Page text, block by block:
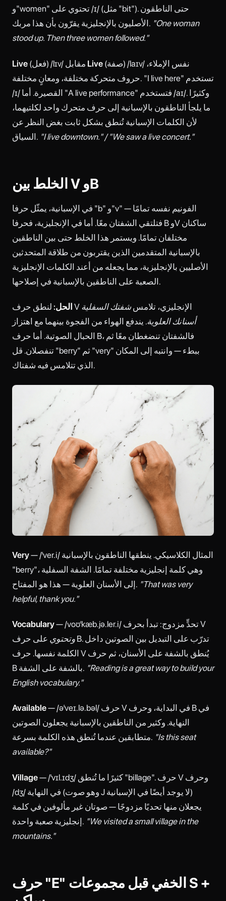
و"women" تحتوي على /ɪ/ (مثل "bit"). حتى الناطقون
الأصليون بالإنجليزية يقرّون بأن هذا مربك. "One woman
stood up. Then three women followed."
Live Live (صفة) /laɪv/ نفس الإملاء،
حروف متحركة مختلفة، ومعانٍ مختلفة. "I live here" تستخدم
/ɪ/ القصيرة. أما "A live performance" فتستخدم /aɪ/. وكثيرًا
ما يلجأ الناطقون بالإسبانية إلى حرف متحرك واحد لكلتيهما،
لأن الكلمات الإسبانية تُنطق بشكل ثابت بغض النظر عن
السياق. "I live downtown." / "We saw a live concert."
الخلط بين V وB
في الإسبانية، يمثّل حرفا "b" و"v" الفونيم نفسه تمامًا —
فتلتقي الشفتان معًا. أما في الإنجليزية، فحرفا B وV ساكنان
مختلفان تمامًا. ويستمر هذا الخلط حتى بين الناطقين
بالإسبانية المتقدمين الذين يقتربون من طلاقة المتحدثين
الأصليين بالإنجليزية، مما يجعله من أعند الكلمات الإنجليزية
الصعبة على الناطقين بالإسبانية في إصلاحها.
الحل: لنطق حرف V الإنجليزي، تلامسشفتك السفلية
أسنانك العلوية. يندفع الهواء من الفجوة بينهما مع اهتزاز
الحبال الصوتية. أما حرف B، فالشفتان تنضغطان معًا ثم
تنفصلان. قل "berry" ثم "very" ببطء — وانتبه إلى المكان
الذي تتلامس فيه شفتاك.
Very— /ˈver.i/ المثال الكلاسيكي. ينطقها الناطقون بالإسبانية
"berry"، وهي كلمة إنجليزية مختلفة تمامًا. الشفة السفلية
إلى الأسنان العلوية — هذا هو المفتاح. "That was very
helpful, thank you."
Vocabulary
— /voʊˈkæb.jə.ler.i/ تحدٍّ مزدوج: تبدأ بحرف V
وتحتوي على حرف B. تدرّب على التبديل بين الصوتين داخل
الكلمة نفسها. حرف V يُنطق بالشفة على الأسنان، ثم حرف
B بالشفة على الشفة. "Reading is a great way to build your
English vocabulary."
Available— /əˈveɪ.lə.bəl/ حرف V في البداية، وحرف B في
النهاية. وكثير من الناطقين بالإسبانية يجعلون الصوتين
متطابقين عندما تُنطق هذه الكلمة بسرعة. "Is this seat
available?"
Village— /ˈvɪl.ɪdʒ/ كثيرًا ما تُنطق "billage". حرف V وحرف
/dʒ/ في النهاية (وهو صوت J لا يوجد أيضًا في الإسبانية)
يجعلان منها تحديًا مزدوجًا — صوتان غير مألوفين في كلمة
إنجليزية صعبة واحدة. "We visited a small village in the
mountains."
حرف "E" الخفي قبل مجموعات S +